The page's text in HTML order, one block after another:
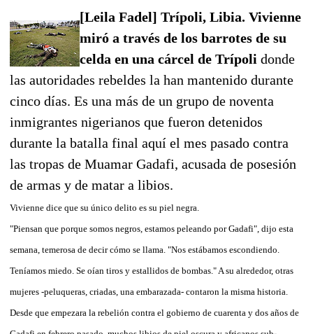
[Leila Fadel] Trípoli, Libia. Vivienne
miró a través de los barrotes de su
celda en una cárcel de Trípoli donde
las autoridades rebeldes la han mantenido durante
cinco días. Es una más de un grupo de noventa
inmigrantes nigerianos que fueron detenidos
durante la batalla final aquí el mes pasado contra
las tropas de Muamar Gadafi, acusada de posesión
de armas y de matar a libios.
Vivienne dice que su único delito es su piel negra.
"Piensan que porque somos negros, estamos peleando por Gadafi", dijo esta
semana, temerosa de decir cómo se llama. "Nos estábamos escondiendo.
Teníamos miedo. Se oían tiros y estallidos de bombas." A su alrededor, otras
mujeres -peluqueras, criadas, una embarazada- contaron la misma historia.
Desde que empezara la rebelión contra el gobierno de cuarenta y dos años de